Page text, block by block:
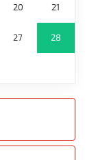
20 21
27 28